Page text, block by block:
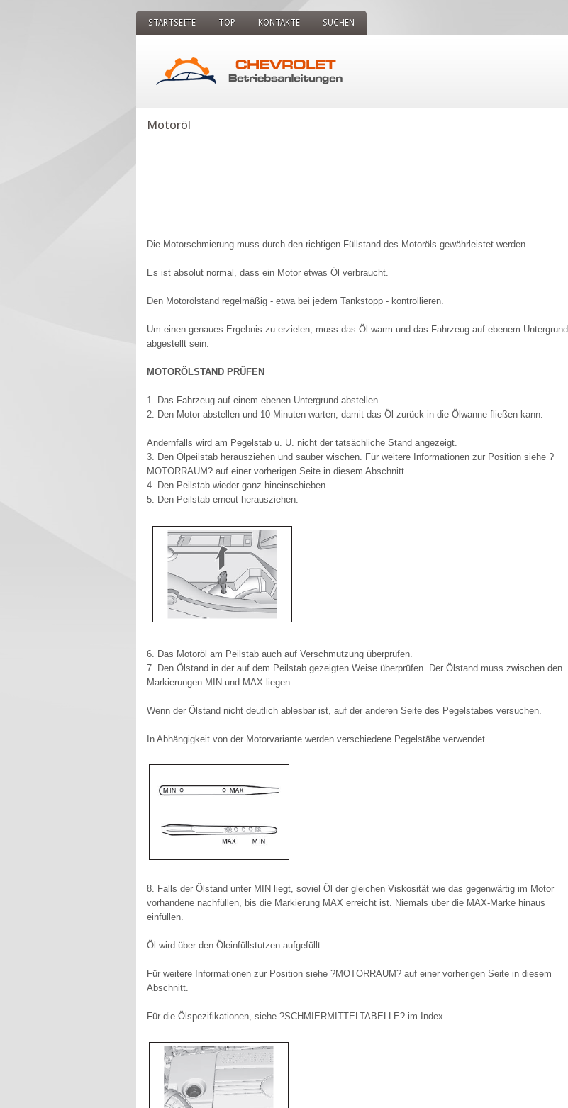
STARTSEITE TOP KONTAKTE SUCHEN
Motoröl
Die Motorschmierung muss durch den richtigen Füllstand des Motoröls gewährleistet werden.
Es ist absolut normal, dass ein Motor etwas Öl verbraucht.
Den Motorölstand regelmäßig - etwa bei jedem Tankstopp - kontrollieren.
Um einen genaues Ergebnis zu erzielen, muss das Öl warm und das Fahrzeug auf ebenem Untergrund
abgestellt sein.
MOTORÖLSTAND PRÜFEN
1. Das Fahrzeug auf einem ebenen Untergrund abstellen.
2. Den Motor abstellen und 10 Minuten warten, damit das Öl zurück in die Ölwanne fließen kann.
Andernfalls wird am Pegelstab u. U. nicht der tatsächliche Stand angezeigt.
3. Den Ölpeilstab herausziehen und sauber wischen. Für weitere Informationen zur Position siehe ?
MOTORRAUM? auf einer vorherigen Seite in diesem Abschnitt.
4. Den Peilstab wieder ganz hineinschieben.
5. Den Peilstab erneut herausziehen.
6. Das Motoröl am Peilstab auch auf Verschmutzung überprüfen.
7. Den Ölstand in der auf dem Peilstab gezeigten Weise überprüfen. Der Ölstand muss zwischen den
Markierungen MIN und MAX liegen
Wenn der Ölstand nicht deutlich ablesbar ist, auf der anderen Seite des Pegelstabes versuchen.
In Abhängigkeit von der Motorvariante werden verschiedene Pegelstäbe verwendet.
8. Falls der Ölstand unter MIN liegt, soviel Öl der gleichen Viskosität wie das gegenwärtig im Motor
vorhandene nachfüllen, bis die Markierung MAX erreicht ist. Niemals über die MAX-Marke hinaus
einfüllen.
Öl wird über den Öleinfüllstutzen aufgefüllt.
Für weitere Informationen zur Position siehe ?MOTORRAUM? auf einer vorherigen Seite in diesem
Abschnitt.
Für die Ölspezifikationen, siehe ?SCHMIERMITTELTABELLE? im Index.